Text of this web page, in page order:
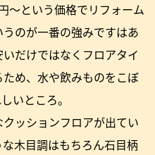
～という価格でリフォーム
のが一番の強みですはあ
だけではなくフロアタイ
め、水や飲みものをこぼ
いところ。
ッションフロアが出てい
木目調はもちろん石目柄